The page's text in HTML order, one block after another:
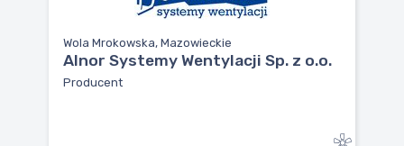
Wola Mrokowska, Mazowieckie
Alnor Systemy Wentylacji Sp. z o.o.
Producent